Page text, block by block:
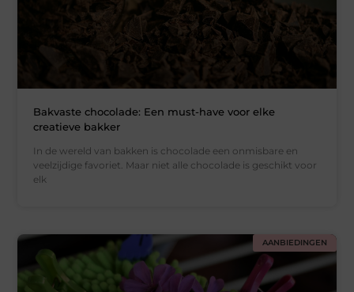
Bakvaste chocolade: Een must-have voor elke
creatieve bakker
In de wereld van bakken is chocolade een onmisbare en
veelzijdige favoriet. Maar niet alle chocolade is geschikt voor
elk
AANBIEDINGEN